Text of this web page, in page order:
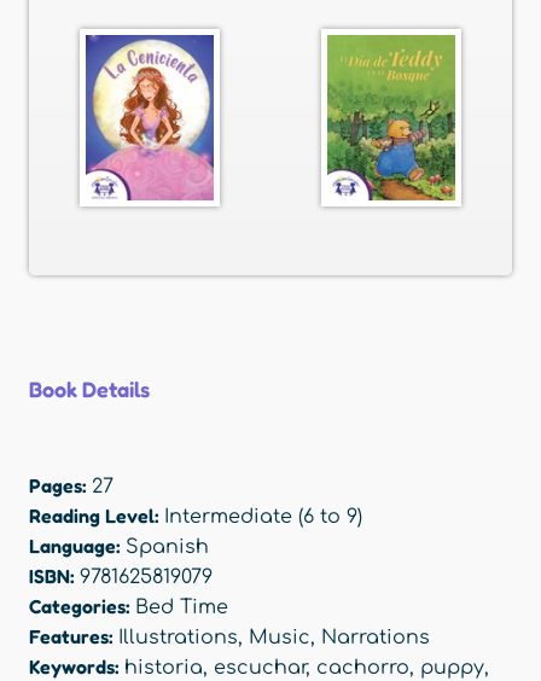
Book Details
Pages: 27
Reading Level: Intermediate (6 to 9)
Language: Spanish
ISBN: 9781625819079
Categories: Bed Time
Features: Illustrations, Music, Narrations
Keywords: historia, escuchar, cachorro, puppy,